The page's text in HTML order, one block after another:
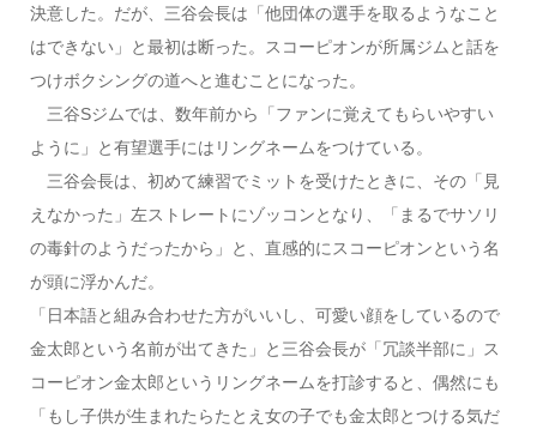
決意した。だが、三谷会長は「他団体の選手を取るようなこと
はできない」と最初は断った。スコーピオンが所属ジムと話を
つけボクシングの道へと進むことになった。
三谷Sジムでは、数年前から「ファンに覚えてもらいやすい
ように」と有望選手にはリングネームをつけている。
三谷会長は、初めて練習でミットを受けたときに、その「見
えなかった」左ストレートにゾッコンとなり、「まるでサソリ
の毒針のようだったから」と、直感的にスコーピオンという名
が頭に浮かんだ。
「日本語と組み合わせた方がいいし、可愛い顔をしているので
金太郎という名前が出てきた」と三谷会長が「冗談半部に」ス
コーピオン金太郎というリングネームを打診すると、偶然にも
「もし子供が生まれたらたとえ女の子でも金太郎とつける気だ